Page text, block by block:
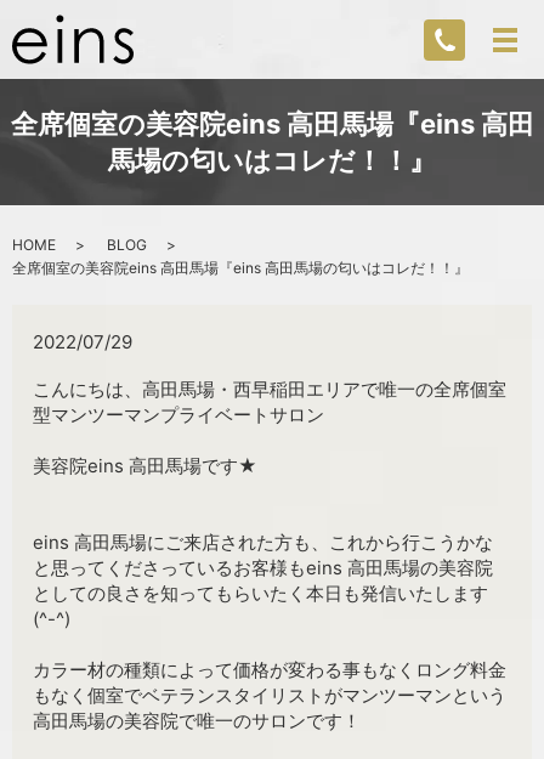
全席個室の美容院eins 高田馬場『eins 高田
馬場の匂いはコレだ！！』
HOME
BLOG
全席個室の美容院eins 高田馬場『eins 高田馬場の匂いはコレだ！！』
2022/07/29
こんにちは、高田馬場・西早稲田エリアで唯一の全席個室
型マンツーマンプライベートサロン
美容院eins 高田馬場です★
eins 高田馬場にご来店された方も、これから行こうかな
と思ってくださっているお客様もeins 高田馬場の美容院
としての良さを知ってもらいたく本日も発信いたします
(^-^)
カラー材の種類によって価格が変わる事もなくロング料金
もなく個室でベテランスタイリストがマンツーマンという
高田馬場の美容院で唯一のサロンです！